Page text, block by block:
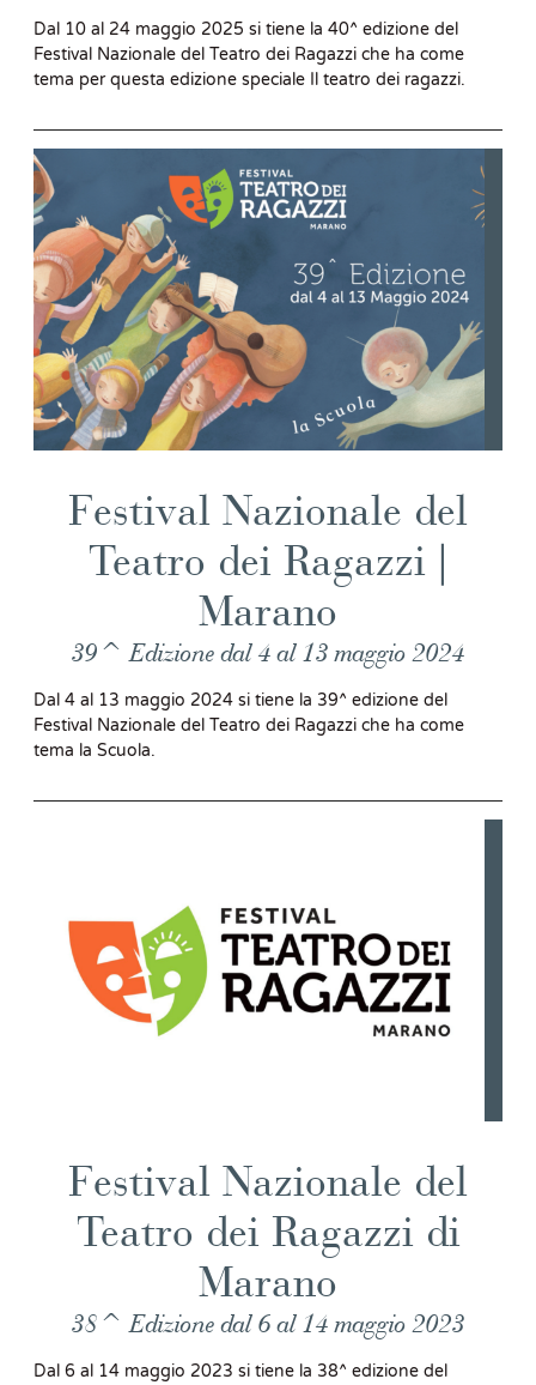
Dal 10 al 24 maggio 2025 si tiene la 40^ edizione del
Festival Nazionale del Teatro dei Ragazzi che ha come
tema per questa edizione speciale Il teatro dei ragazzi.
Festival Nazionale del
Teatro dei Ragazzi |
Marano
39^ Edizione dal 4 al 13 maggio 2024
Dal 4 al 13 maggio 2024 si tiene la 39^ edizione del
Festival Nazionale del Teatro dei Ragazzi che ha come
tema la Scuola.
Festival Nazionale del
Teatro dei Ragazzi di
Marano
38^ Edizione dal 6 al 14 maggio 2023
Dal 6 al 14 maggio 2023 si tiene la 38^ edizione del